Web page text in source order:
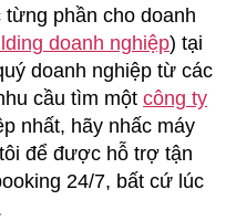
từng phần cho doanh
doanh nghiệp) tại
doanh nghiệp từ các
cầu tìm một công ty
nhất, hãy nhấc máy
để được hỗ trợ tận
24/7, bất cứ lúc